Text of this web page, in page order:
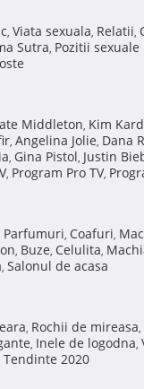
, Viata sexuala, Relatii,
Sutra, Pozitii
Middleton, Kim
, Angelina Jolie, Dana
, Gina Pistol, Justin
, Program Pro TV,
Parfumuri, Coafuri,
, Buze, Celulita,
, Salonul de acasa
, Rochii de mireasa,
, Inele de logodna,
Tendinte 2020